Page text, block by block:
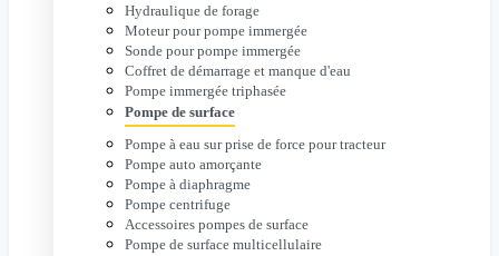
Hydraulique de forage
Moteur pour pompe immergée
Sonde pour pompe immergée
Coffret de démarrage et manque d'eau
Pompe immergée triphasée
Pompe de surface
Pompe à eau sur prise de force pour tracteur
Pompe auto amorçante
Pompe à diaphragme
Pompe centrifuge
Accessoires pompes de surface
Pompe de surface multicellulaire